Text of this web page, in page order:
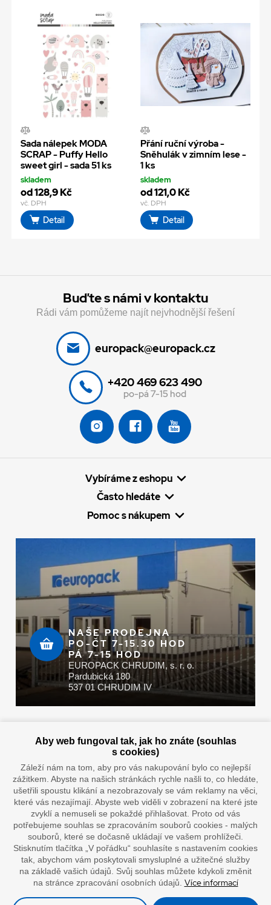
Sada nálepek MODA
SCRAP - Puffy Hello
sweet girl - sada 51 ks
skladem
od 128,9 Kč
vč. DPH
Detail
Přání ruční výroba -
Sněhulák v zimním lese -
1 ks
skladem
od 121,0 Kč
vč. DPH
Detail
Buďte s námi v kontaktu
Rádi vám pomůžeme najít nejvhodnější řešení
europack@europack.cz
+420 469 623 490
po-pá 7-15 hod
Vybíráme z eshopu
Často hledáte
Pomoc s nákupem
NAŠE PRODEJNA
PO-ČT 7-15.30 HOD
PÁ 7-15 HOD
EUROPACK CHRUDIM, s. r. o.
Pardubická 180
537 01 CHRUDIM IV
Doprava vaším oblíbeným dopravcem
”Lepíme s jistotou”
Aby web fungoval tak, jak ho znáte (souhlas
s cookies)
Záleží nám na tom, aby pro vás nakupování bylo co nejlepší
zážitkem. Abyste na našich stránkách rychle našli to, co hledáte,
ušetřili spoustu klikání a nezobrazovaly se vám reklamy na věci,
které vás nezajímají. Abyste web viděli v zobrazení na které jste
zvyklí a nemuseli se pokaždé přihlašovat. Proto od vás
potřebujeme souhlas se zpracováním souborů cookies - malých
souborů, které se dočasně ukládají ve vašem prohlížeči.
Stisknutím tlačítka „V pořádku“ souhlasíte s nastavením cookies
tak, abychom vám poskytovali smysluplné a užitečné služby
na základě vašich údajů. Svůj souhlas můžete kdykoli změnit
na stránce zpracování osobních údajů. Více informací